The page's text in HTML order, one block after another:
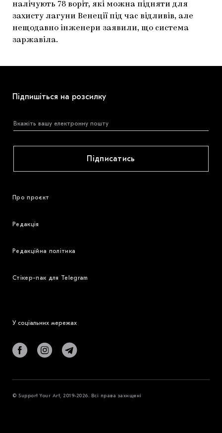
налічують 78 воріт, які можна підняти для
захисту лагуни Венеції під час відливів, але
нещодавно інженери заявили, що система
заржавіла.
Підпишіться на розсилку
Підписатись
Про проєкт
Редакція
Редакційна політика
Стікер-пак для Telegram
У соціальних мережах
© Support Your Art, 2019-2026. Всі права захищені